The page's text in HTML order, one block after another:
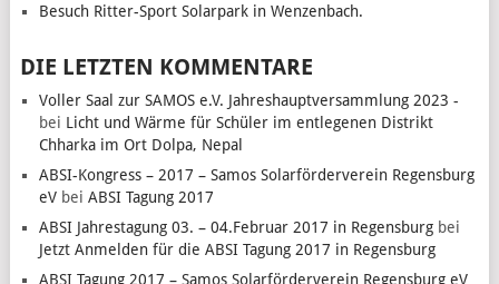
Besuch Ritter-Sport Solarpark in Wenzenbach.
DIE LETZTEN KOMMENTARE
Voller Saal zur SAMOS e.V. Jahreshauptversammlung 2023 -
bei Licht und Wärme für Schüler im entlegenen Distrikt
Chharka im Ort Dolpa, Nepal
ABSI-Kongress – 2017 – Samos Solarförderverein Regensburg
eVbei ABSI Tagung 2017
ABSI Jahrestagung 03. – 04.Februar 2017 in Regensburgbei
Jetzt Anmelden für die ABSI Tagung 2017 in Regensburg
ABSI Tagung 2017 – Samos Solarförderverein Regensburg eV